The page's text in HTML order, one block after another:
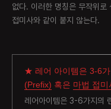
없다. 이러한 명칭은 무작위로
접미사와 같이 붙지 않는다.
★ 레어 아이템은 3-6가
(Prefix) 혹은 마법 접미
레어아이템은 3-6가지의